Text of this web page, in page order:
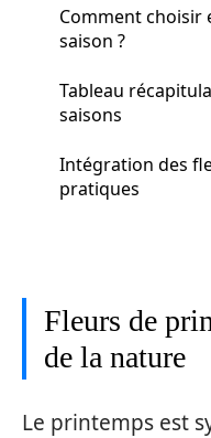
Comment choisir
saison ?
Tableau
saisons
Intégration des
pratiques
Fleurs de
de la nature
Le printemps est